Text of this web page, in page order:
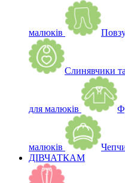
малюків
Слинявчики
для малюків
малюків
ДІВЧАТКАМ